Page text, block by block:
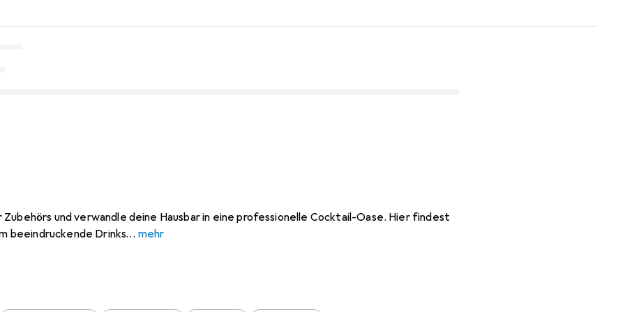
und verwandle deine Hausbar in eine professionelle Cocktail-Oase. Hier findest
beeindruckende Drinks
mehr